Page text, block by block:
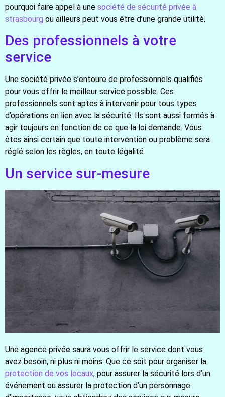
pourquoi faire appel à une société de sécurité privée à
strasbourg ou ailleurs peut vous être d’une grande utilité.
Des professionnels à votre
service
Une société privée s’entoure de professionnels qualifiés
pour vous offrir le meilleur service possible. Ces
professionnels sont aptes à intervenir pour tous types
d’opérations en lien avec la sécurité. Ils sont aussi formés à
agir toujours en fonction de ce que la loi demande. Vous
êtes ainsi certain que toute intervention ou problème sera
réglé selon les règles, en toute légalité.
Un service sur-mesure
Une agence privée saura vous offrir le service dont vous
avez besoin, ni plus ni moins. Que ce soit pour organiser la
protection de vos locaux, pour assurer la sécurité lors d’un
événement ou assurer la protection d’un personnage